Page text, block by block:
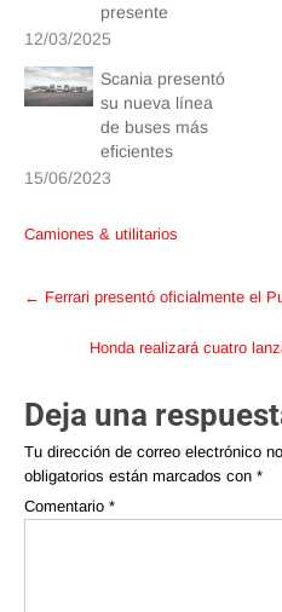
presente
12/03/2025
Scania presentó
su nueva línea
de buses más
eficientes
15/06/2023
Camiones & utilitarios
Post
← Ferrari presentó oficialmente el
Honda realizará cuatro
Deja una
Tu dirección de correo electrónico
obligatorios están marcados con *
Comentario *